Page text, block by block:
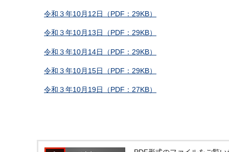
令和３年10月12日（PDF：29KB）
令和３年10月13日（PDF：29KB）
令和３年10月14日（PDF：29KB）
令和３年10月15日（PDF：29KB）
令和３年10月19日（PDF：27KB）